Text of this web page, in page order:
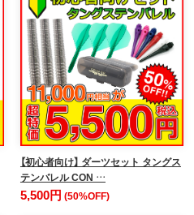
【初心者向け】 ダーツセット タングス
テンバレル CON …
5,500円 (50%OFF)